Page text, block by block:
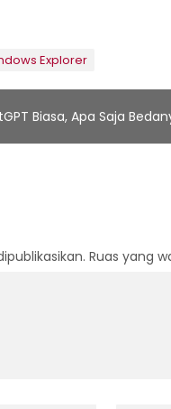
Explorer
Biasa, Apa Saja
Ruas yang